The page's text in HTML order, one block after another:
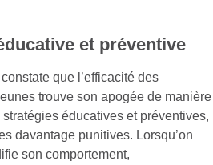
et préventive
que l’efficacité des
trouve son apogée de manière
éducatives et préventives,
davantage punitives. Lorsqu’on
son comportement,